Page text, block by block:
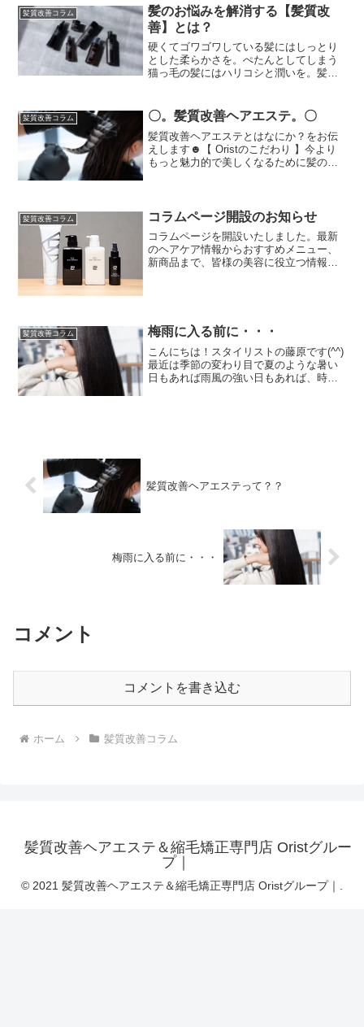
に応じてトリートメントやカラー、パー
マを組み合わせ、最...
髪質改善コラム
髪のお悩みを解消する【髪質改
善】とは？
硬くてゴワゴワしている髪にはしっとり
とした柔らかさを。ぺたんとしてしまう
猫っ毛の髪にはハリコシと潤いを。髪質
善プランナーが丁寧なカウンセリングを
行い、お客様一人ひとりの...
髪質改善コラム 〇。髪質改善ヘアエステ。〇
髪質改善ヘアエステとはなにか？をお伝
えします☻【 Oristのこだわり 】今より
もっと魅力的で美しくなるために髪のエ
改善計画...
髪質改善コラム コラムページ開設のお知らせ
コラムページを開設いたしました。最新
のヘアケア情報からおすすめメニュー、
新商品まで、皆様の美容に役立つ情報を
髪質改善コラム 梅雨に入る前に・・・
こんにちは！スタイリストの藤原です(^^)
最近は季節の変わり目で夏のような暑い
日もあれば雨風の強い日もあれば、時期
髪質改善ヘアエステって？？
梅雨に入る前に・・・
コメント
コメントを書き込む
ホーム 髪質改善コラム
髪質改善ヘアエステ＆縮毛矯正専門店 Oristグルー
プ｜
© 2021 髪質改善ヘアエステ＆縮毛矯正専門店 Oristグループ｜.